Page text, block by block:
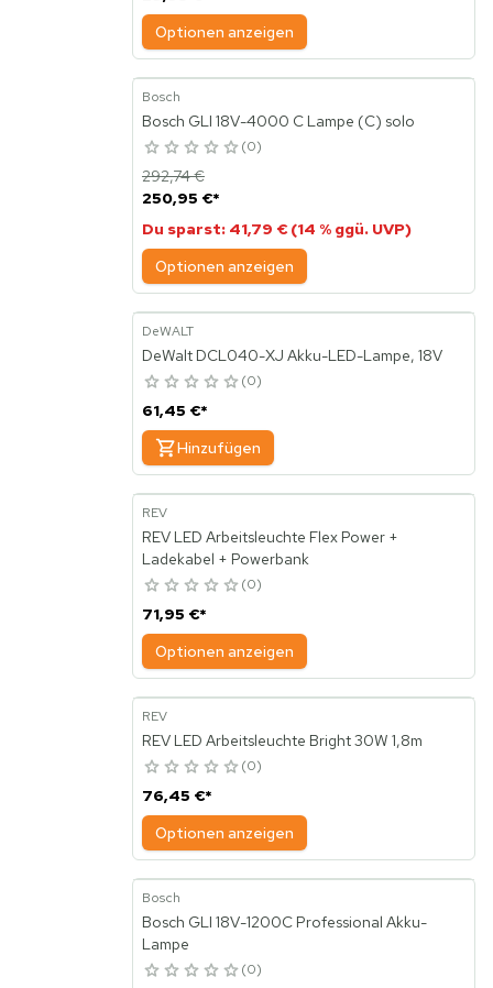
Optionen anzeigen
Bosch
Bosch GLI 18V-4000 C Lampe (C) solo
0
250,95 €*
292,74 €
Du sparst: 41,79 € (14 % ggü. UVP)
Optionen anzeigen
DeWALT
DeWalt DCL040-XJ Akku-LED-Lampe, 18V
0
61,45 €*
Hinzufügen
REV
REV LED Arbeitsleuchte Flex Power +
Ladekabel + Powerbank
0
71,95 €*
Optionen anzeigen
REV
REV LED Arbeitsleuchte Bright 30W 1,8m
0
76,45 €*
Optionen anzeigen
Bosch
Bosch GLI 18V-1200C Professional Akku-
Lampe
0